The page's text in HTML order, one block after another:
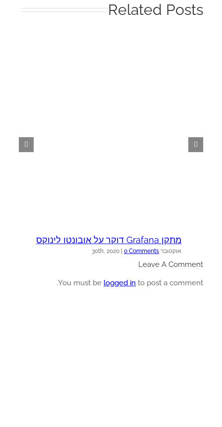
Related
| 0 Comments
Leave A
You must be logged in to post a